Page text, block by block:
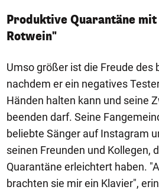
Produktive Quarantäne mit
Rotwein"
Umso größer ist die Freude des
nachdem er ein negatives
Händen halten kann und seine
beenden darf. Seine
beliebte Sänger auf Instagram
seinen Freunden und Kollegen,
Quarantäne erleichtert haben.
brachten sie mir ein Klavier",